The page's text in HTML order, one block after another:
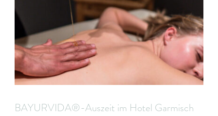
BAYURVIDA®-Auszeit im Hotel Garmisch